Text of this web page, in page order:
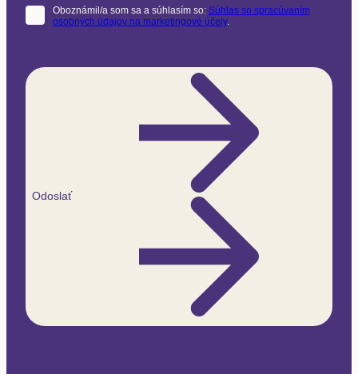
Oboznámil/a som sa a súhlasím so: Súhlas so spracúvaním
osobných údajov na marketingové účely.
Odoslať